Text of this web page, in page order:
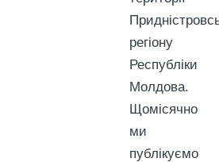
регіону
Республіки
Молдова.
Щомісячно
ми
публікуємо